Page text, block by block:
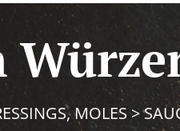
MOLES>